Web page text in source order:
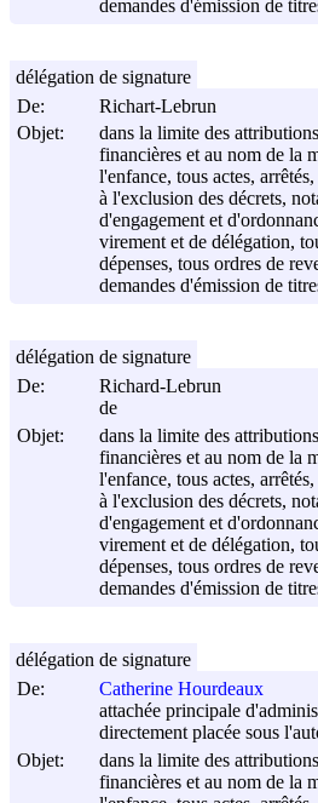
demandes d'émission de
De:
Richart-Lebrun
Objet:
dans la limite des
financières et au nom de la
l'enfance, tous actes,
à l'exclusion des décrets,
d'engagement et
virement et de délégation,
dépenses, tous ordres de
demandes d'émission de
délégation de signature
De:
Richard-Lebrun
de
Objet:
dans la limite des
financières et au nom de la
l'enfance, tous actes,
à l'exclusion des décrets,
d'engagement et
virement et de délégation,
dépenses, tous ordres de
demandes d'émission de
délégation de signature
De:
Catherine Hourdeaux
attachée principale
directement placée sous
Objet:
dans la limite des
financières et au nom de la
délégation de signature